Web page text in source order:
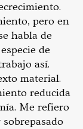
pero en
habla de
de
así.
material.
reducida
Me refiero